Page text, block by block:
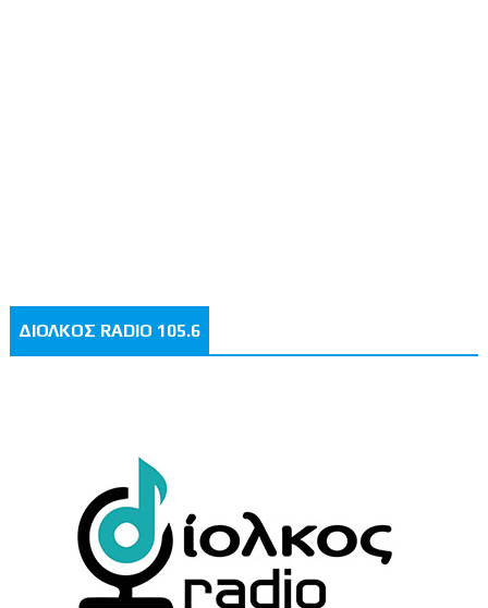
ΔΙΟΛΚΟΣ RADIO 105.6